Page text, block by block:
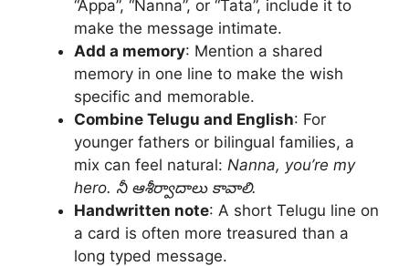
“Appa”, “Nanna”, or “Tata”, include it to
make the message intimate.
Add a memory: Mention a shared
memory in one line to make the wish
specific and memorable.
Combine Telugu and English: For
younger fathers or bilingual families, a
mix can feel natural: Nanna, you’re my
hero. నీ ఆశీర్వాదాలు కావాలి.
Handwritten note: A short Telugu line on
a card is often more treasured than a
long typed message.